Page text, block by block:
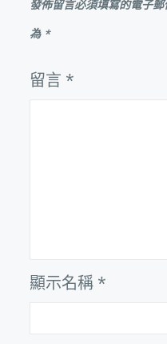
發佈留言必須填寫的電子
為 *
留言 *
顯示名稱 *